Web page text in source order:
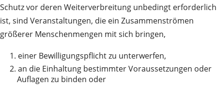
Schutz vor deren Weiterverbreitung unbedingt erforderlich
ist, sind Veranstaltungen, die ein Zusammenströmen
größerer Menschenmengen mit sich bringen,
1. einer Bewilligungspflicht zu unterwerfen,
2. an die Einhaltung bestimmter Voraussetzungen oder
Auflagen zu binden oder